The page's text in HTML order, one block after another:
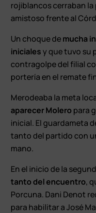
rojiblancos cerraban
amistoso frente al
Un choque demucha
inicialesy que tuvo su
contragolpe del filial
portería en el remate
Merodeaba la meta
aparecer Molero para
inicial. El guardameta
tanto del partido con
mano.
En el inicio de la
tanto del encuentro,
Porcuna. Dani Denot
para habilitar a José